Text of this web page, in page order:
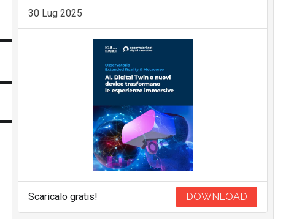
30 Lug 2025
Scaricalo gratis! DOWNLOAD